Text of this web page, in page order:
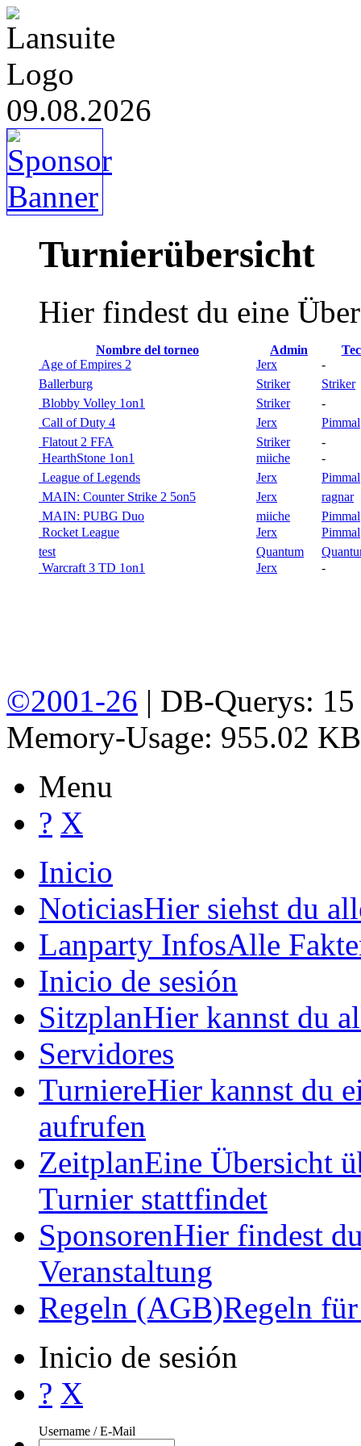
09.08.2026
Turnierübersicht
Hier findest du eine
Nombre del torneo
Admin
Age of Empires 2
Ballerburg Striker
Blobby Volley 1on1 Striker
Call of Duty 4
Flatout 2 FFA
-
miiche -
Rocket League
Jerx
test Quantum
Warcraft 3 TD 1on1
©2001-26| DB-Querys: 15
Memory-Usage: 955.02
Menu
? X
Inicio
NoticiasHier siehst du
Lanparty InfosAlle
Inicio de sesión
SitzplanHier kannst du
Servidores
TurniereHier kannst du
aufrufen